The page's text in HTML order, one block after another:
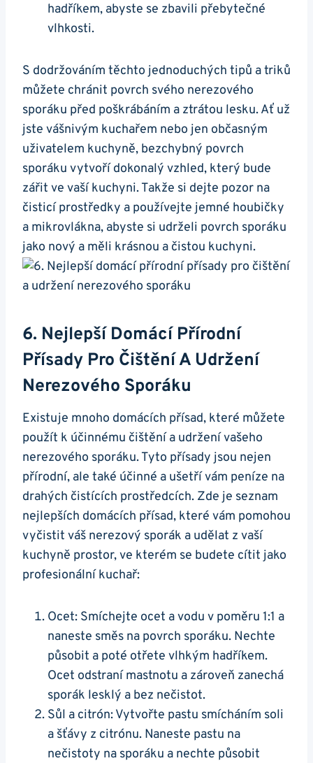
‌hadříkem, abyste se⁢ zbavili přebytečné
vlhkosti.
S dodržováním těchto ⁤jednoduchých tipů​ a triků⁣
můžete ‌chránit povrch svého nerezového
sporáku před‌ poškrábáním a ztrátou lesku. Ať⁢ už
jste vášnivým kuchařem nebo jen občasným
uživatelem kuchyně,⁢ bezchybný ‌povrch
sporáku vytvoří dokonalý vzhled, který bude
‍zářit‍ ve vaší kuchyni. Takže⁢ si ‍dejte pozor na
čisticí prostředky a používejte ⁢jemné houbičky
a ​mikrovlákna, abyste si udrželi povrch sporáku
jako nový a ​měli ⁤krásnou a ⁢čistou kuchyni.
6.‍ Nejlepší Domácí⁤ Přírodní
Přísady Pro ‍čištění A Udržení
Nerezového Sporáku
Existuje mnoho​ domácích přísad, které​ můžete
‍použít ‍k účinnému čištění a udržení vašeho
nerezového ⁢sporáku. Tyto přísady jsou nejen‌
přírodní, ale také ‍účinné​ a ušetří vám peníze na⁢
drahých čistících‌ prostředcích.⁣ Zde je⁤ seznam
nejlepších‍ domácích ⁢přísad, které vám pomohou
vyčistit váš nerezový ⁣sporák a udělat z⁤ vaší
kuchyně prostor, ve kterém​ se ‍budete cítit jako
‍profesionální kuchař:
Ocet: Smíchejte ocet a vodu v poměru 1:1 a
⁤naneste směs na povrch sporáku. Nechte​
působit a poté ⁣otřete‌ vlhkým hadříkem.
Ocet odstraní mastnotu⁣ a zároveň zanechá
sporák lesklý⁤ a bez ‍nečistot.
Sůl a ​citrón: ​Vytvořte pastu smícháním soli
a šťávy z ⁣citrónu. Naneste pastu ‌na
nečistoty na sporáku⁢ a nechte působit⁢